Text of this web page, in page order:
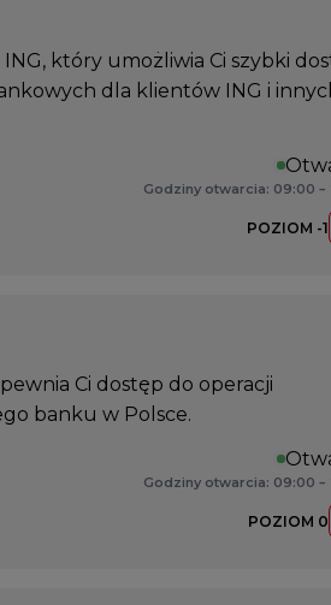
który umożliwia Ci szybki
dla klientów ING i
Godziny otwarcia: 09:00 –
POZIOM -1
Ci dostęp do operacji
banku w Polsce.
Godziny otwarcia: 09:00 –
POZIOM 0